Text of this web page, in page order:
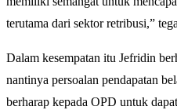
terutama dari sektor retribusi,”
Dalam kesempatan itu Jefridin
nantinya persoalan pendapatan
berharap kepada OPD untuk